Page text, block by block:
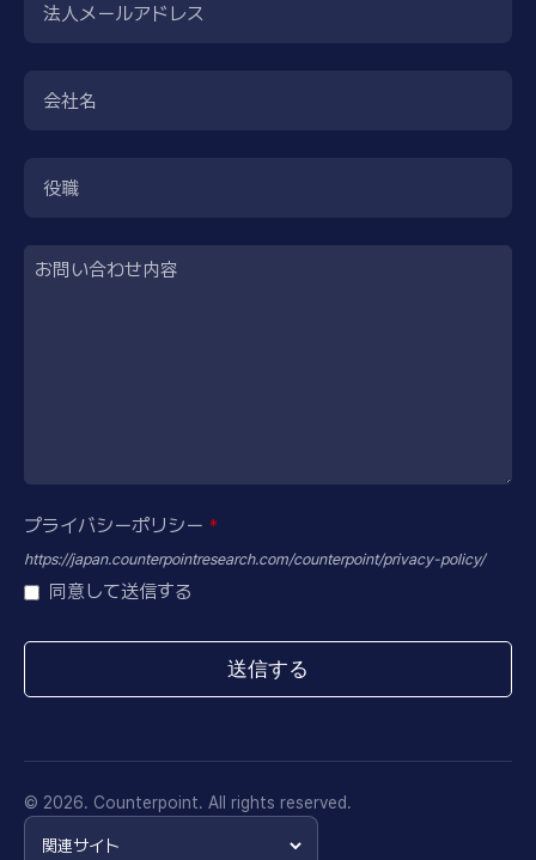
法人メールアドレス
会社名
役職
お問い合わせ内容
プライバシーポリシー *
https://japan.counterpointresearch.com/counterpoint/privacy-policy/
同意して送信する
送信する
be
© 2026. Counterpoint. All rights reserved.